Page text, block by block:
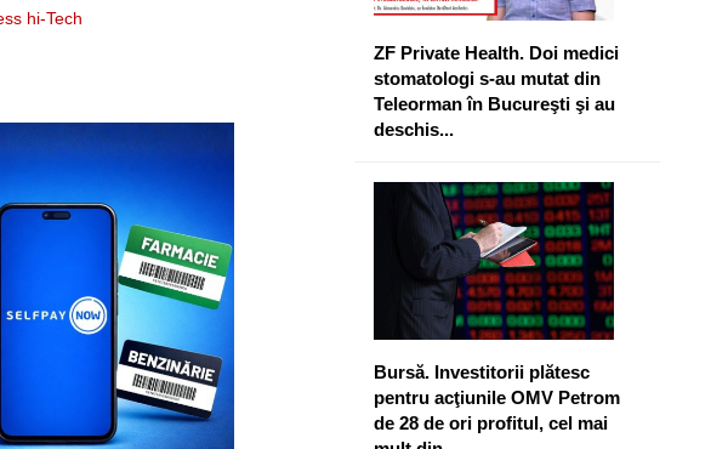
hi-Tech
ZF Private Health. Doi medici
stomatologi s-au mutat din
Teleorman în Bucureşti şi au
deschis...
Bursă. Investitorii plătesc
pentru acţiunile OMV Petrom
de 28 de ori profitul, cel mai